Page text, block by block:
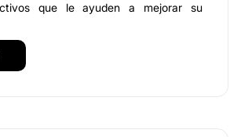
que le ayuden a mejorar su
y renueve su imagen facial y
mano de un especialista con